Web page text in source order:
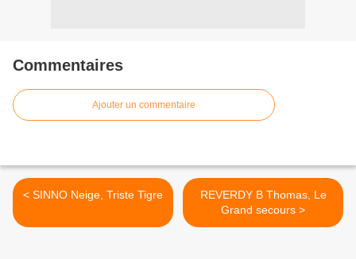
Commentaires
Ajouter un commentaire
< SINNO Neige, Triste Tigre
REVERDY B Thomas, Le
Grand secours >